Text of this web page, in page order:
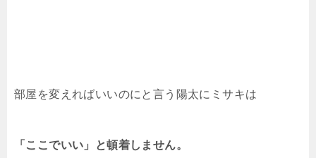
部屋を変えればいいのにと言う陽太にミサキは
「ここでいい」と頓着しません。